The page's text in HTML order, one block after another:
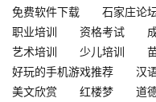
免费软件下载
石家庄论
职业培训
资格考试
艺术培训
少儿培训
好玩的手机游戏推荐
汉
美文欣赏
红楼梦 道